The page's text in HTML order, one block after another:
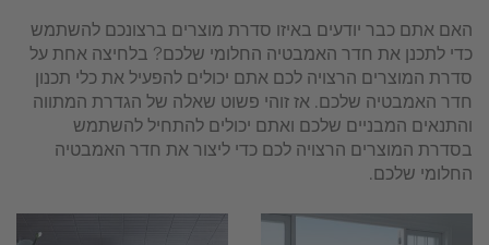
האם אתם כבר יודעים באיזו סדרת מוצרים ברצונכם להשתמש
כדי לתכנן את חדר האמבטיה החלומי שלכם? בלחיצה אחת על
סדרת המוצרים הרצויה לכם אתם יכולים להפעיל את כלי תכנון
חדר האמבטיה שלכם. אז זוהי פשוט שאלה של הגדרת המתווה
והתנאים המבניים שלכם ואתם יכולים להתחיל להשתמש
בסדרת המוצרים הרצויה לכם כדי ליצור את חדר האמבטיה
החלומי שלכם.